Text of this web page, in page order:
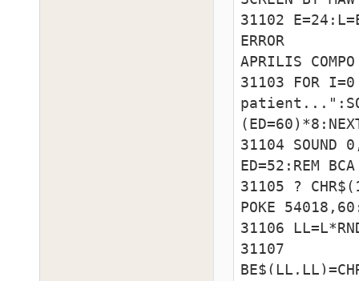
31102
ERROR
APRILIS
31103 FOR
31104 SOUND
ED=52:REM
31105 ?
POKE
31106
31107